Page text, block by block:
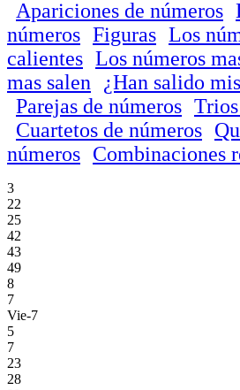
Apariciones de números
números Figuras Los
calientes Los números
mas salen
¿Han salido
Parejas de números
Cuartetos de números
números Combinaciones
3
22
25
42
43
49
8
7
Vie-7
5
7
23
28